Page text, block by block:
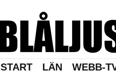
START LÄN WEBB-